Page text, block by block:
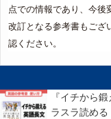
点での情報であり、今後
改訂となる参考書もござ
認ください。
『イチから
ラスラ読める